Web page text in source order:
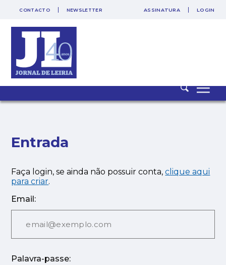
SAIR
CONTACTO NEWSLETTER ASSINATURA LOGIN
Entrada
Faça login, se ainda não possuir conta,clique aqui
para criar.
Email:
Palavra-passe: